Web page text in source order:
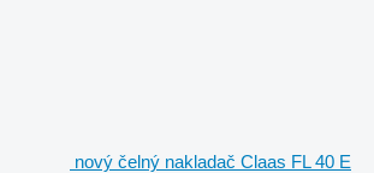
nový čelný nakladač Claas FL 40 E